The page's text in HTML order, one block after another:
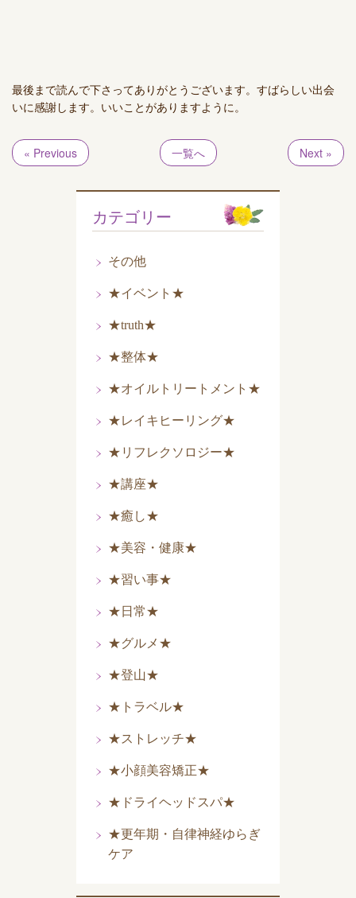
最後まで読んで下さってありがとうございます。すばらしい出会
いに感謝します。いいことがありますように。
« Previous 一覧へ Next »
カテゴリー
その他
★イベント★
★truth★
★整体★
★オイルトリートメント★
★レイキヒーリング★
★リフレクソロジー★
★講座★
★癒し★
★美容・健康★
★習い事★
★日常★
★グルメ★
★登山★
★トラベル★
★ストレッチ★
★小顔美容矯正★
★ドライヘッドスパ★
★更年期・自律神経ゆらぎ
ケア